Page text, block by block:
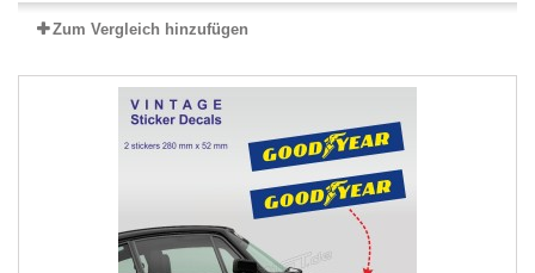
Zum Vergleich hinzufügen